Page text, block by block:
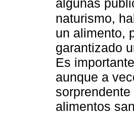
algunas
naturismo,
un alimento,
garantizado
Es
aunque a
alimentos